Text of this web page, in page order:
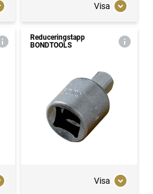
Visa
Reduceringstapp
BONDTOOLS
Visa